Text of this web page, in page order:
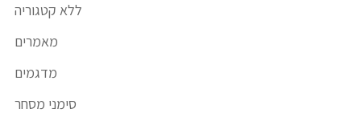
ללא קטגוריה
מאמרים
מדגמים
סימני מסחר